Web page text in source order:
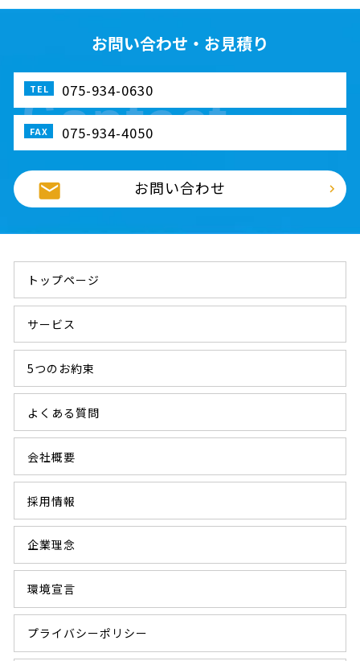
お問い合わせ・お見積り
075-934-0630
075-934-4050
お問い合わせ
トップページ
サービス
5つのお約束
よくある質問
会社概要
採用情報
企業理念
環境宣言
プライバシーポリシー